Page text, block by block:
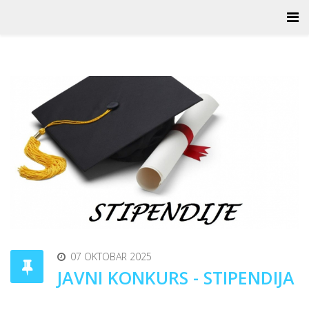
07 OKTOBAR 2025
JAVNI KONKURS - STIPENDIJA